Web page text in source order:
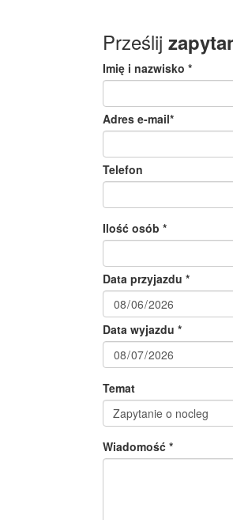
Prześlij
Imię i nazwisko *
Adres e-mail*
Telefon
Ilość osób *
Data przyjazdu *
Data wyjazdu *
Temat
Wiadomość *